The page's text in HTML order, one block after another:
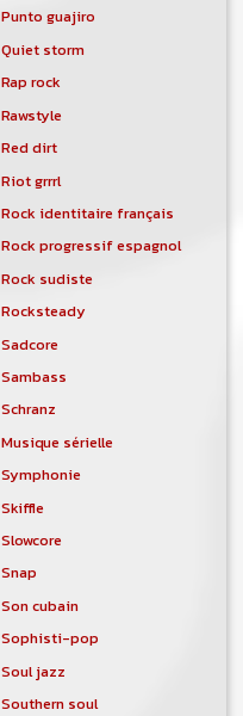
Punto guajiro
Quiet storm
Rap rock
Rawstyle
Red dirt
Riot grrrl
Rock identitaire français
Rock progressif espagnol
Rock sudiste
Rocksteady
Sadcore
Sambass
Schranz
Musique sérielle
Symphonie
Skiffle
Slowcore
Snap
Son cubain
Sophisti-pop
Soul jazz
Southern soul